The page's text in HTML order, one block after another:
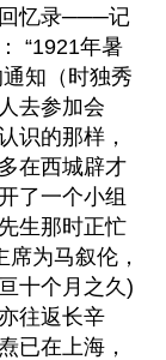
忆录───记
“1921年暑
知（时独秀
去参加会
识的那样，
在西城辟才
了一个小组
生那时正忙
为马叙伦，
十个月之久)
往返长辛
已在上海，